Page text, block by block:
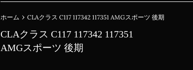
ホーム › CLAクラス C117 117342 117351 AMGスポーツ 後期
CLAクラス C117 117342 117351
AMGスポーツ 後期